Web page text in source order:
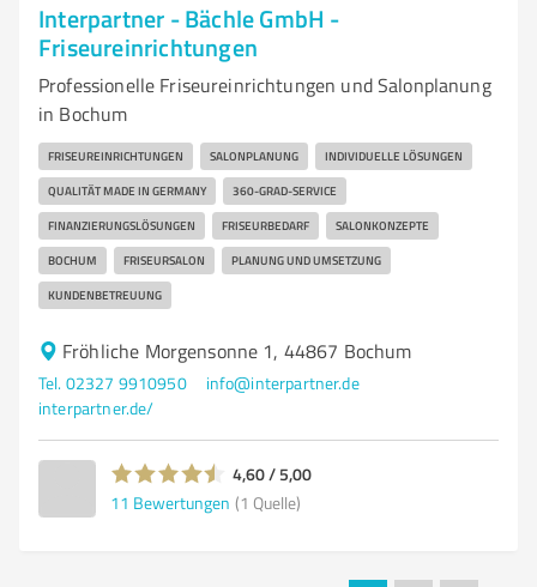
Interpartner - Bächle GmbH -
Friseureinrichtungen
Professionelle Friseureinrichtungen und Salonplanung
in Bochum
FRISEUREINRICHTUNGEN SALONPLANUNG INDIVIDUELLE LÖSUNGEN
QUALITÄT MADE IN GERMANY 360-GRAD-SERVICE
FINANZIERUNGSLÖSUNGEN FRISEURBEDARF SALONKONZEPTE
BOCHUM FRISEURSALON PLANUNG UND UMSETZUNG
KUNDENBETREUUNG
Fröhliche Morgensonne 1, 44867 Bochum
Tel. 02327 9910950
info@interpartner.de
interpartner.de/
4,60 / 5,00
11 Bewertungen (1 Quelle)